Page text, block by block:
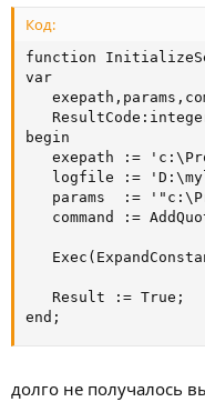
Код:
function
var
begin
exepath :=
logfile :=
params  :=
command :=
   Result := True;
end;
долго не получалось